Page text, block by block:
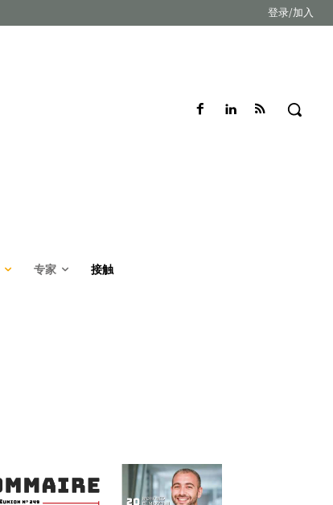
登录/加入
专家 接触